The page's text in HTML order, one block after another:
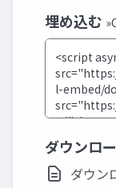
埋め込む
ダウンロ
ダウン